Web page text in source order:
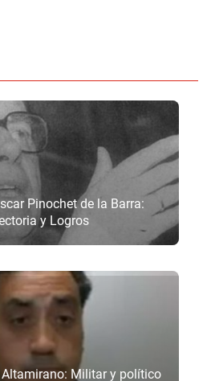
Pinochet de la Barra:
y Logros
Militar y político